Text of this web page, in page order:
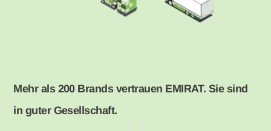
Mehr als 200 Brands vertrauen EMIRAT. Sie sind
in guter Gesellschaft.